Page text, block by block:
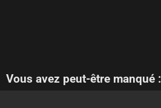
Vous avez peut-être manqué :